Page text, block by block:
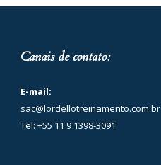
Canais de contato:
E-mail:
sac@lordellotreinamento.com.br
Tel: +55 11 9 1398-3091